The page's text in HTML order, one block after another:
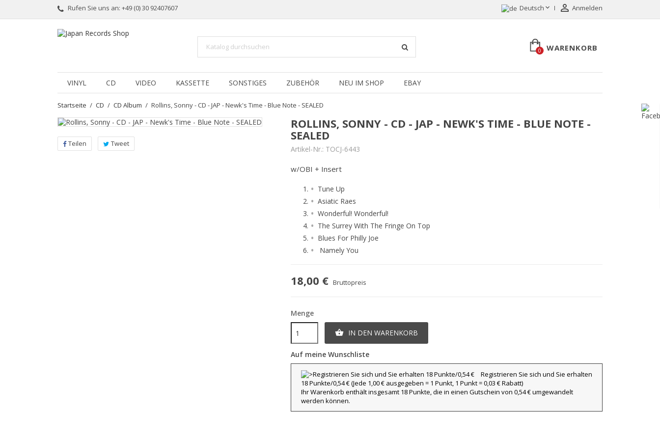
Rufen Sie uns an: +49 (0) 30 92407607 Deutsch  Anmelden
WARENKORB
0
VINYL CD VIDEO KASSETTE SONSTIGES ZUBEHÖR NEU IM SHOP EBAY
Startseite CD CD Album Rollins, Sonny - CD - JAP - Newk's Time - Blue Note - SEALED
Teilen Tweet
ROLLINS, SONNY - CD - JAP - NEWK'S TIME - BLUE NOTE -
SEALED
Artikel-Nr.: TOCJ-6443
w/OBI + Insert
Tune Up
Asiatic Raes
Wonderful! Wonderful!
The Surrey With The Fringe On Top
Blues For Philly Joe
Namely You
18,00 € Bruttopreis
Menge
 IN DEN WARENKORB
Auf meine Wunschliste
Registrieren Sie sich und Sie erhalten
18 Punkte/0,54 €(Jede 1,00 € ausgegeben = 1 Punkt, 1 Punkt = 0,03 € Rabatt)
Ihr Warenkorb enthält insgesamt 18 Punkte, die in einen Gutschein von 0,54 € umgewandelt
werden können.
×